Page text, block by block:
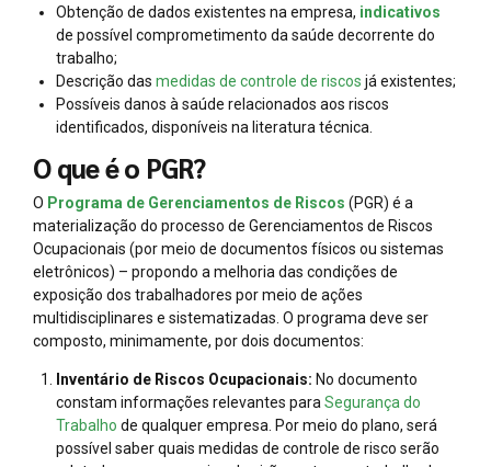
Obtenção de dados existentes na empresa, indicativos
de possível comprometimento da saúde decorrente do
trabalho;
Descrição das medidas de controle de riscos já existentes;
Possíveis danos à saúde relacionados aos riscos
identificados, disponíveis na literatura técnica.
O que é o PGR?
O Programa de Gerenciamentos de Riscos (PGR) é a
materialização do processo de Gerenciamentos de Riscos
Ocupacionais (por meio de documentos físicos ou sistemas
eletrônicos) – propondo a melhoria das condições de
exposição dos trabalhadores por meio de ações
multidisciplinares e sistematizadas. O programa deve ser
composto, minimamente, por dois documentos:
Inventário de Riscos Ocupacionais: No documento
constam informações relevantes para Segurança do
Trabalho de qualquer empresa. Por meio do plano, será
possível saber quais medidas de controle de risco serão